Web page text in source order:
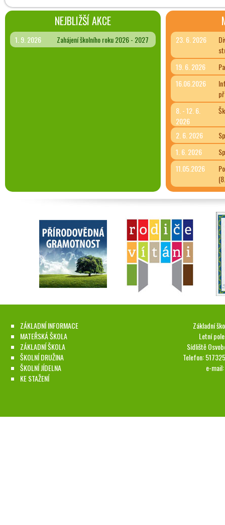
NEJBLIŽŠÍ AKCE
1. 9. 2026 Zahájení školního roku 2026 - 2027 23. 6. 2026
19. 6. 2026
16.06.2026
8. - 12. 6.
2026
2. 6. 2026
1. 6. 2026
11.05.2026
ZÁKLADNÍ INFORMACE
MATEŘSKÁ ŠKOLA
ZÁKLADNÍ ŠKOLA
ŠKOLNÍ DRUŽINA
ŠKOLNÍ JÍDELNA
KE STAŽENÍ
Základní
Letní
Sídliště
Telefon:
e-mail: